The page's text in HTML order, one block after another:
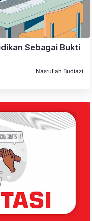
Sebagai Bukti
Nasrullah Budiazi